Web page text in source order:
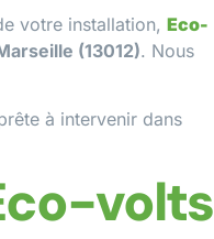
votre installation, Eco-
(13012). Nous
à intervenir dans
volts